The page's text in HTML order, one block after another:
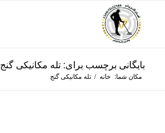
بایگانی برچسب برای: تله مکانیکی گنج
مکان شما: خانه / تله مکانیکی گنج